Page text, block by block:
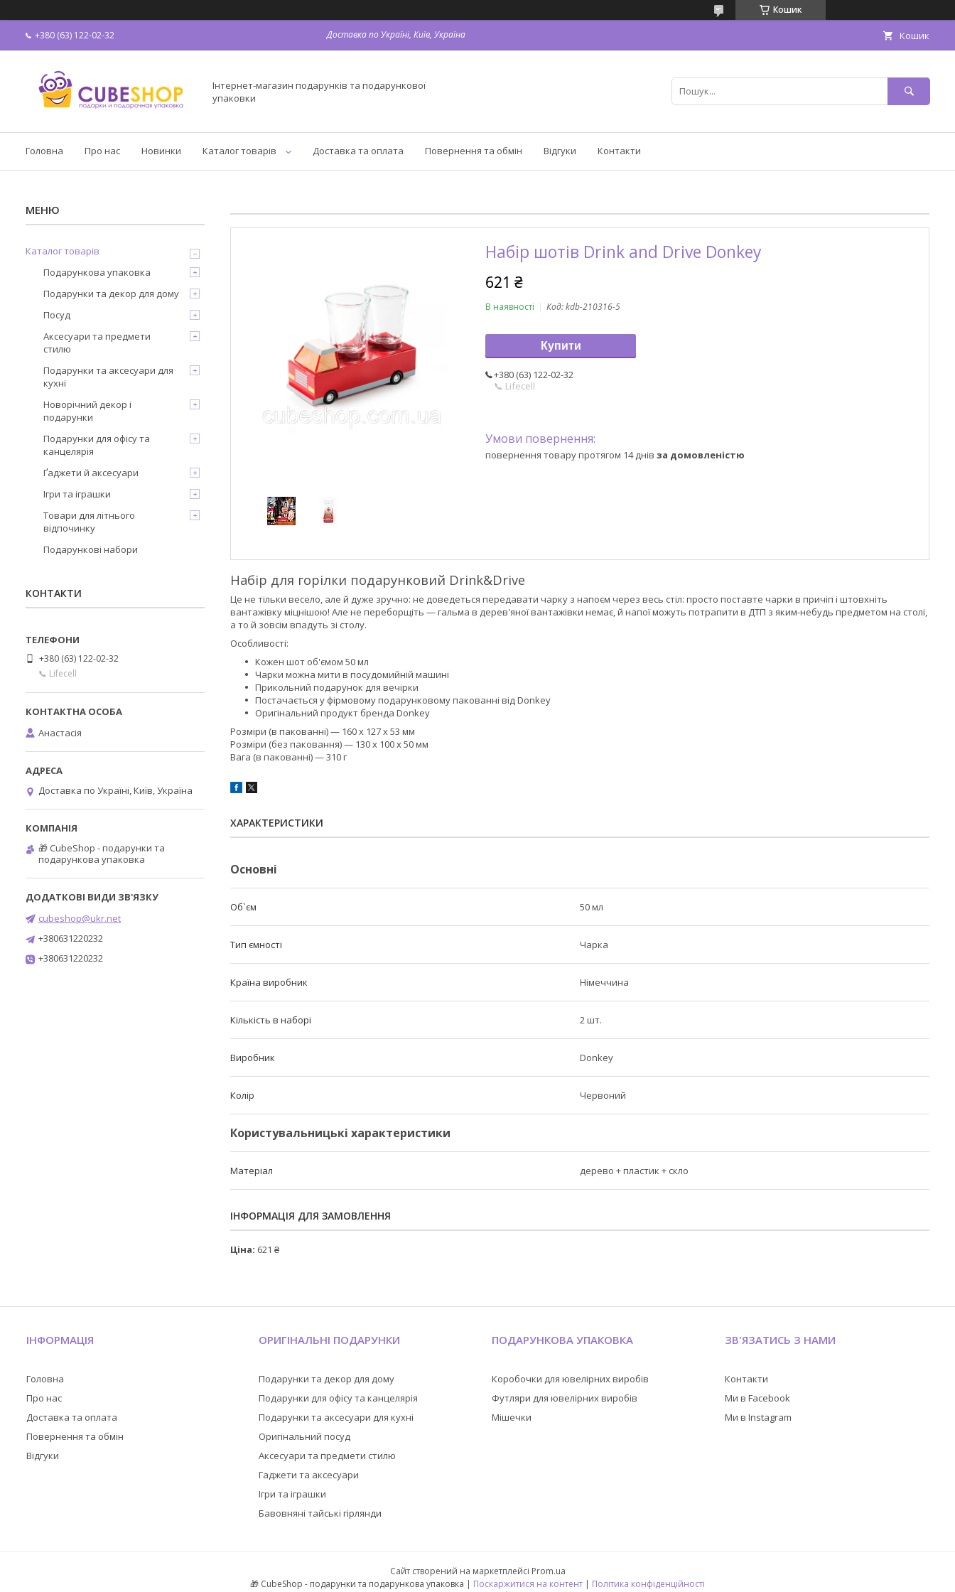
Кошик
+380 (63) 122-02-32 Доставка по Україні, Київ, Україна Кошик
Інтернет-магазин подарунків та подарункової
упаковки
Головна Про нас Новинки Каталог товарів Доставка та оплата Повернення та обмін Відгуки Контакти
Набір шотів Drink and Drive Donkey
621 ₴
В наявності Код:kdb-210316-5
Купити
+380 (63) 122-02-32
📞 Lifecell
повернення товару протягом 14 днів за домовленістю
Набір для горілки подарунковий Drink&Drive
Це не тільки весело, але й дуже зручно: не доведеться передавати чарку з напоєм через весь стіл: просто поставте чарки в причіп і штовхніть
вантажівку міцнішою! Але не переборщіть — гальма в дерев'яної вантажівки немає, й напої можуть потрапити в ДТП з яким-небудь предметом на столі,
а то й зовсім впадуть зі столу.
Особливості:
Кожен шот об'ємом 50 мл
Чарки можна мити в посудомийній машині
Прикольний подарунок для вечірки
Постачається у фірмовому подарунковому пакованні від Donkey
Оригінальний продукт бренда Donkey
Розміри (в пакованні) — 160 x 127 x 53 мм
Розміри (без паковання) — 130 x 100 x 50 мм
Вага (в пакованні) — 310 г
ХАРАКТЕРИСТИКИ
Основні
Об`єм 50 мл
Тип ємності Чарка
Країна виробник Німеччина
Кількість в наборі 2 шт.
Виробник Donkey
Колір Червоний
Користувальницькі характеристики
Матеріал дерево + пластик + скло
ІНФОРМАЦІЯ ДЛЯ ЗАМОВЛЕННЯ
Ціна: 621 ₴
Каталог товарів
Подарункова упаковка
Подарунки та декор для дому
Посуд
Аксесуари та предмети
стилю
Подарунки та аксесуари для
кухні
Новорічний декор і
подарунки
Подарунки для офісу та
канцелярія
Ґаджети й аксесуари
Ігри та іграшки
Товари для літнього
відпочинку
Подарункові набори
КОНТАКТИ
+380 (63) 122-02-32
📞 Lifecell
Анастасія
Доставка по Україні, Київ, Україна
🎁 CubeShop - подарунки та
подарункова упаковка
cubeshop@ukr.net
+380631220232
+380631220232
ІНФОРМАЦІЯ
Головна
Про нас
Доставка та оплата
Повернення та обмін
Відгуки
ОРИГІНАЛЬНІ ПОДАРУНКИ
Подарунки та декор для дому
Подарунки для офісу та канцелярія
Подарунки та аксесуари для кухні
Оригінальний посуд
Аксесуари та предмети стилю
Гаджети та аксесуари
Ігри та іграшки
Бавовняні тайські гірлянди
ПОДАРУНКОВА УПАКОВКА
Коробочки для ювелірних виробів
Футляри для ювелірних виробів
Мішечки
ЗВ'ЯЗАТИСЬ З НАМИ
Контакти
Ми в Facebook
Ми в Instagram
Сайт створений на маркетплейсі Prom.ua
🎁 CubeShop - подарунки та подарункова упаковка | Поскаржитися на контент | Політика конфіденційності